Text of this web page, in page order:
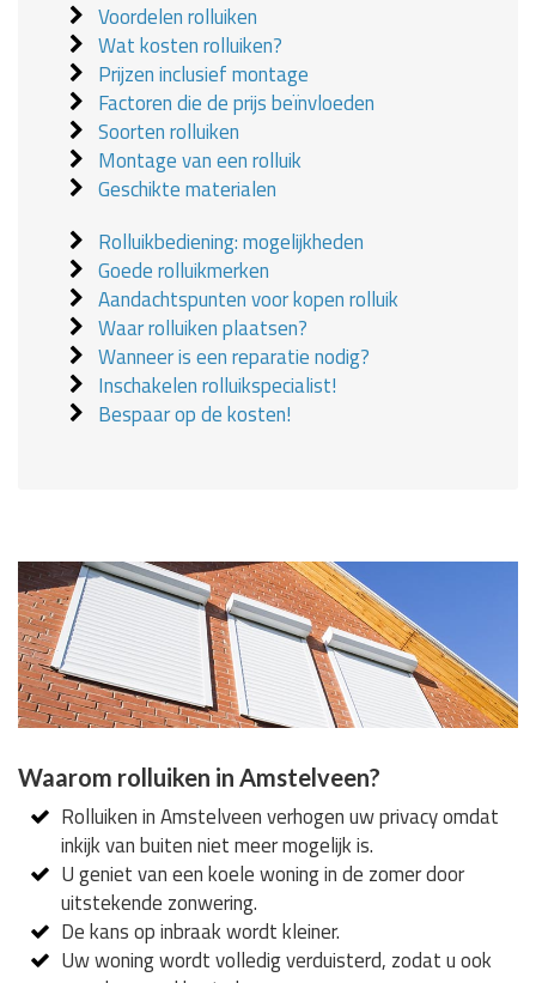
Voordelen rolluiken
Wat kosten rolluiken?
Prijzen inclusief montage
Factoren die de prijs beïnvloeden
Soorten rolluiken
Montage van een rolluik
Geschikte materialen
Rolluikbediening: mogelijkheden
Goede rolluikmerken
Aandachtspunten voor kopen rolluik
Waar rolluiken plaatsen?
Wanneer is een reparatie nodig?
Inschakelen rolluikspecialist!
Bespaar op de kosten!
Waarom rolluiken in Amstelveen?
Rolluiken in Amstelveen verhogen uw privacy omdat
inkijk van buiten niet meer mogelijk is.
U geniet van een koele woning in de zomer door
uitstekende zonwering.
De kans op inbraak wordt kleiner.
Uw woning wordt volledig verduisterd, zodat u ook